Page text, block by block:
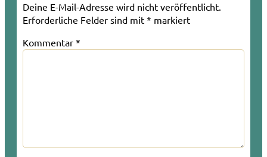
Deine E-Mail-Adresse wird nicht veröffentlicht.
Erforderliche Felder sind mit * markiert
Kommentar *